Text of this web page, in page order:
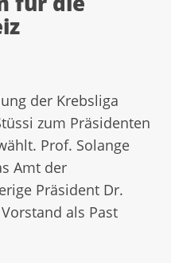
der Krebsliga
zum Präsidenten
Prof. Solange
Amt der
Präsident Dr.
als Past